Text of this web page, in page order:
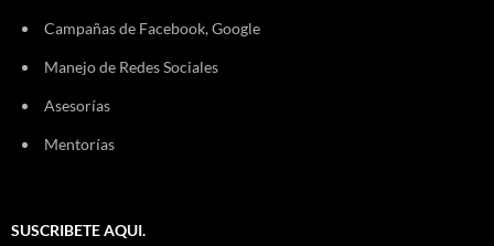
Campañas de Facebook, Google
Manejo de Redes Sociales
Asesorías
Mentorías
SUSCRIBETE AQUI.